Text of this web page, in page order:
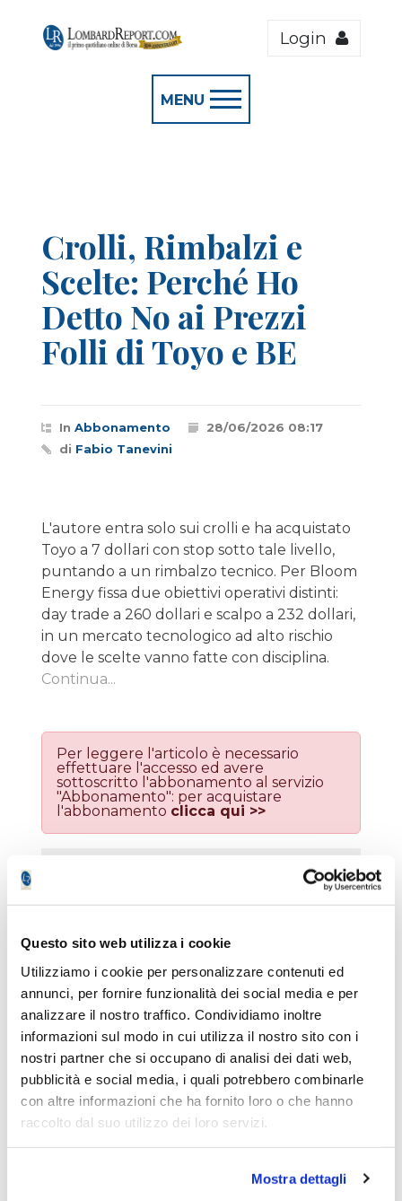
Questo sito web utilizza i cookie
Utilizziamo i cookie per personalizzare contenuti ed
annunci, per fornire funzionalità dei social media e per
analizzare il nostro traffico. Condividiamo inoltre
informazioni sul modo in cui utilizza il nostro sito con i
nostri partner che si occupano di analisi dei dati web,
pubblicità e social media, i quali potrebbero combinarle
con altre informazioni che ha fornito loro o che hanno
raccolto dal suo utilizzo dei loro servizi.
Mostra dettagli
Login
MENU
Crolli, Rimbalzi e
Scelte: Perché Ho
Detto No ai Prezzi
Folli di Toyo e BE
In Abbonamento
28/06/2026 08:17
di Fabio Tanevini
L'autore entra solo sui crolli e ha acquistato
Toyo a 7 dollari con stop sotto tale livello,
puntando a un rimbalzo tecnico. Per Bloom
Energy fissa due obiettivi operativi distinti:
day trade a 260 dollari e scalpo a 232 dollari,
in un mercato tecnologico ad alto rischio
dove le scelte vanno fatte con disciplina.
Continua...
Per leggere l'articolo è necessario
effettuare l'accesso ed avere
sottoscritto l'abbonamento al servizio
"Abbonamento": per acquistare
l'abbonamento clicca qui >>
pubbliche!)
Hai smarrito la password?
Non sei ancora iscritto a Lombardreport?
L'abbonamento ti offre l'accesso a tutto
l'archivio free senza limitazioni, discussioni
online con i nostri trader, newsletter
inviti ad eventi e corsi, promozioni free